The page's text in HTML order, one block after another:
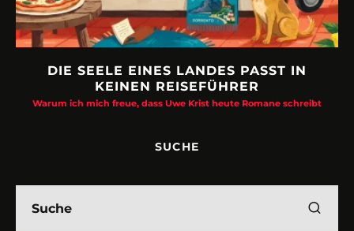
DIE SEELE EINES LANDES PASST IN
KEINEN REISEFÜHRER
Warum ich mich freue, dass Uwe Krist heute Romane schreibt
SUCHE